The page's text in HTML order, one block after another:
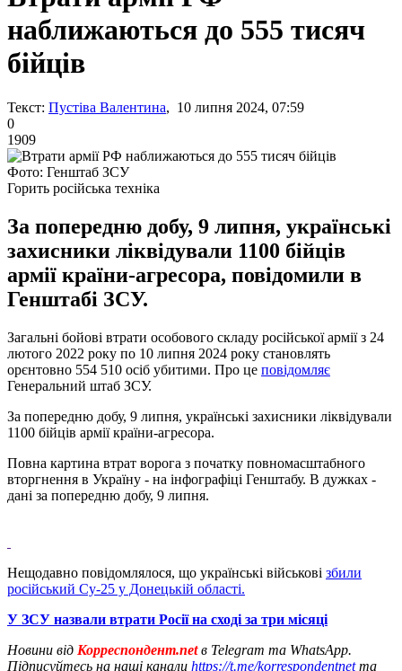
наближаються до 555 тисяч
бійців
Текст: Пустіва Валентина, 10 липня 2024, 07:59
0
1909
Фото: Генштаб ЗСУ
Горить російська техніка
За попередню добу, 9 липня, українські
захисники ліквідували 1100 бійців
армії країни-агресора, повідомили в
Генштабі ЗСУ.
Загальні бойові втрати особового складу російської армії з 24
лютого 2022 року по 10 липня 2024 року становлять
орєнтовно 554 510 осіб убитими. Про це повідомляє
Генеральний штаб ЗСУ.
За попередню добу, 9 липня, українські захисники ліквідували
1100 бійців армії країни-агресора.
Повна картина втрат ворога з початку повномасштабного
вторгнення в Україну - на інфографіці Генштабу. В дужках -
дані за попередню добу, 9 липня.
Нещодавно повідомлялося, що українські військові збили
російський Су-25 у Донецькій області.
У ЗСУ назвали втрати Росії на сході за три місяці
Новини від Корреспондент.netв Telegram та WhatsApp.
Підписуйтесь на наші канали https://t.me/korrespondentnetта